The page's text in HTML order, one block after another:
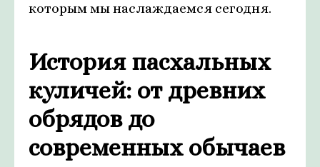
которым мы наслаждаемся сегодня.
История пасхальных
куличей: от древних
обрядов до
современных обычаев